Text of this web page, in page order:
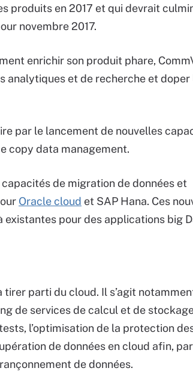
produits en 2017 et qui devrait
novembre 2017.
enrichir son produit phare,
analytiques et de recherche et doper
par le lancement de nouvelles
copy data management.
de migration de données et
Oracle cloud et SAP Hana. Ces
existantes pour des applications big
parti du cloud. Il s’agit
de services de calcul et de
l’optimisation de la protection
de données en cloud afin, par
de données.